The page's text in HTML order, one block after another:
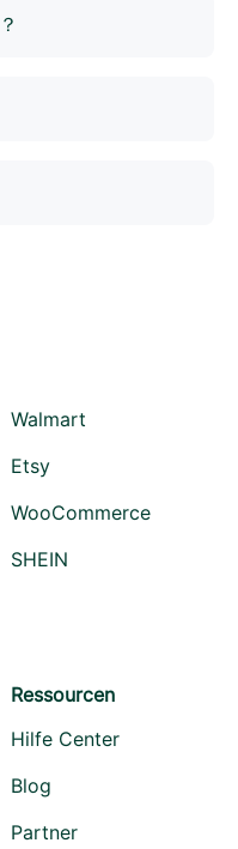
问行业标准。您将被重
，我们仅接收访问令
体折扣取决于您的发货
权4Seller访问您的运输
Walmart
Etsy
WooCommerce
SHEIN
Ressourcen
Hilfe Center
Blog
Partner